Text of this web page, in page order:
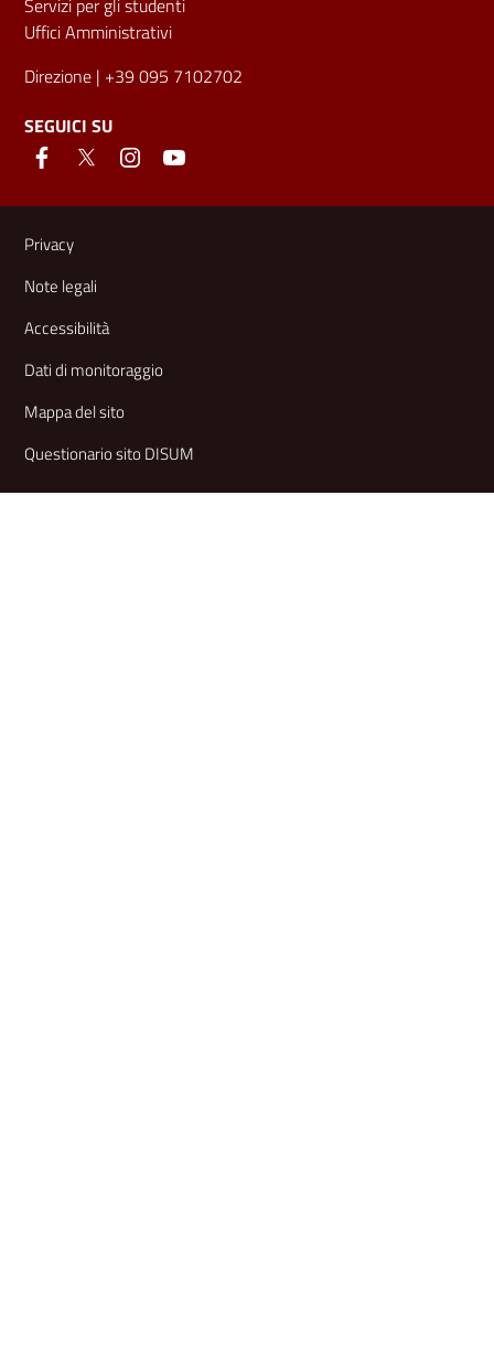
Servizi per gli studenti
Uffici Amministrativi
Direzione | +39 095 7102702
SEGUICI SU
Link e informazioni utili
Privacy
Note legali
Accessibilità
Dati di monitoraggio
Mappa del sito
Questionario sito DISUM